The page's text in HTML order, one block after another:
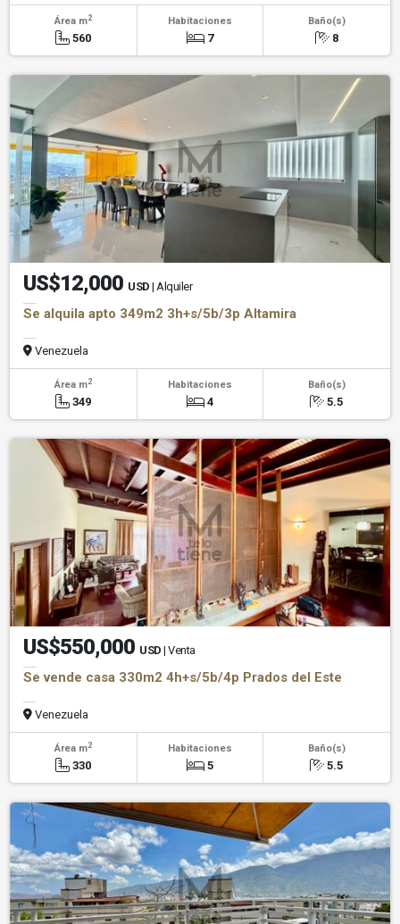
Área m2
560
Habitaciones
7
Baño(s)
8
US$12,000 USD | Alquiler
Se alquila apto 349m2 3h+s/5b/3p Altamira
Venezuela
Área m2
349
Habitaciones
4
Baño(s)
5.5
US$550,000 USD | Venta
Se vende casa 330m2 4h+s/5b/4p Prados del Este
Venezuela
Área m2
330
Habitaciones
5
Baño(s)
5.5